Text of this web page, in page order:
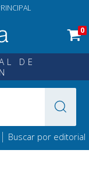
0
DE
| Buscar por editorial